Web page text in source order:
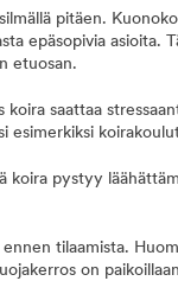
pitäen.
epäsopivia asioita.
etuosan.
koira saattaa
esimerkiksi
pystyy
tilaamista.
on